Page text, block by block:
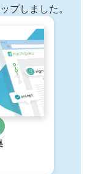
プしました。